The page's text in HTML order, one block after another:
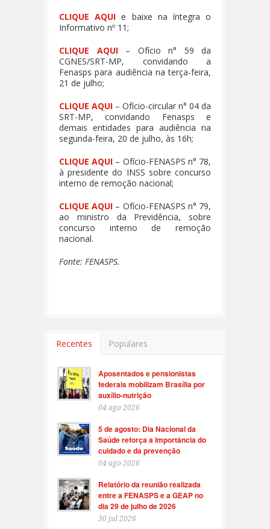
CLIQUE AQUI e baixe na íntegra o
Informativo nº 11;
CLIQUE AQUI– Ofício n° 59 da
CGNES/SRT-MP, convidando a
Fenasps para audiência na terça-feira,
21 de julho;
CLIQUE AQUI – Ofício-circular n° 04 da
SRT-MP, convidando Fenasps e
demais entidades para audiência na
segunda-feira, 20 de julho, às 16h;
CLIQUE AQUI – Ofício-FENASPS n° 78,
à presidente do INSS sobre concurso
interno de remoção nacional;
CLIQUE AQUI – Ofício-FENASPS n° 79,
ao ministro da Previdência, sobre
concurso interno de remoção
nacional.
Fonte: FENASPS.
Recentes Populares
Aposentados e pensionistas
federais mobilizam Brasília por
auxílio-nutrição
04 ago 2026
5 de agosto: Dia Nacional da
Saúde reforça a importância do
cuidado e da prevenção
04 ago 2026
Relatório da reunião realizada
entre a FENASPS e a GEAP no
dia 29 de julho de 2026
30 jul 2026